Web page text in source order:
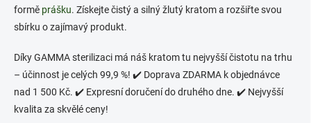
formě prášku. Získejte čistý a silný žlutý kratom a rozšiřte svou
sbírku o zajímavý produkt.
Díky GAMMA sterilizaci má náš kratom tu nejvyšší čistotu na trhu
– účinnost je celých 99,9 %! ✔️ Doprava ZDARMA k objednávce
nad 1 500 Kč. ✔️ Expresní doručení do druhého dne. ✔️ Nejvyšší
kvalita za skvělé ceny!